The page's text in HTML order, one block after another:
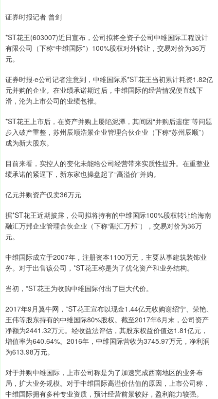
证券时报记者 曾剑
*ST花王(603007)近日宣布，公司拟将全资子公司中维国际工程设计
有限公司（下称“中维国际”）100%股权对外转让，交易对价为36万
元。
证券时报·e公司记者注意到，中维国际系*ST花王当初累计耗资1.82亿
元并购的企业。在业绩承诺期过后，中维国际的经营情况便直线下
滑，沦为上市公司的业绩包袱。
*ST花王上市后，在资产并购上屡陷泥潭，其间因“并购后遗症”等问题
步入破产重整，苏州辰顺浩景企业管理合伙企业（下称“苏州辰顺”）
成为新大股东。
目前来看，实控人的变化未能给公司经营带来实质性提升。在重整业
绩承诺的紧逼下，新东家也操盘起了“高溢价”并购。
亿元并购资产仅卖36万元
据*ST花王近期披露，公司拟将持有的中维国际100%股权转让给海南
融汇万邦企业管理合伙企业（下称“融汇万邦”），交易对价为36万
元。
中维国际成立于2007年，注册资本1100万元，主要从事建筑装饰业
务。对于出售该公司，*ST花王称是为了优化资产和业务结构。
当初，*ST花王为收购中维国际付出了巨大代价。
2017年9月翼牛网，*ST花王宣布以现金1.44亿元收购谢绍宁、荣艳、
王伟等股东持有的中维国际80%股权。截至2017年6月末，公司资产
净额为2441.32万元。经收益法评估，其股东权益价值达1.81亿元，
增值率为640.64%。2016年，中维国际营收为3745.97万元，净利润
为613.98万元。
对于并购中维国际，上市公司称是为了加速完成西南地区的业务布
局，扩大业务规模。对于中维国际高溢价估值的原因，上市公司称，
中维国际拥有多种专业资质，预计经营前景较好，盈利能力较强。